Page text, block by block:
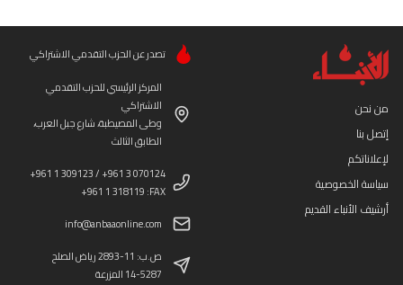
من نحن
إتصل بنا
لإعلاناتكم
سياسة الخصوصية
أرشيف الأنباء القديم
تصدر عن الحزب التقدمي الاشتراكي
المركز الرئيسي للحزب التقدمي
الاشتراكي
وطى المصيطبة، شارع جبل العرب،
الطابق الثالث
+961 1 309123 / +961 3 070124
+961 1 318119 :FAX
info@anbaaonline.com
ص.ب: 11-2893 رياض الصلح
14-5287 المزرعة